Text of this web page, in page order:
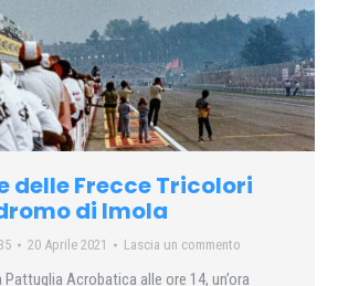
delle Frecce Tricolori
di Imola
20 Aprile 2021 Lascia un commento
Pattuglia Acrobatica alle ore 14, un’ora